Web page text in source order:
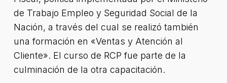
de Trabajo Empleo y Seguridad Social de la
Nación, a través del cual se realizó también
una formación en «Ventas y Atención al
Cliente». El curso de RCP fue parte de la
culminación de la otra capacitación.